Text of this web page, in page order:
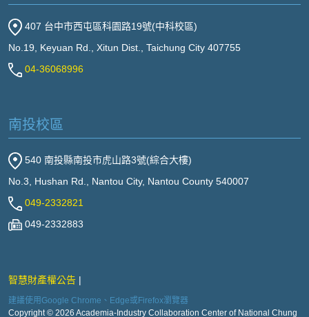
407 台中市西屯區科園路19號(中科校區)
No.19, Keyuan Rd., Xitun Dist., Taichung City 407755
04-36068996
南投校區
540 南投縣南投市虎山路3號(綜合大樓)
No.3, Hushan Rd., Nantou City, Nantou County 540007
049-2332821
049-2332883
智慧財產權公告
建議使用Google Chrome、Edge或Firefox瀏覽器
Copyright © 2026 Academia-Industry Collaboration Center of National Chung